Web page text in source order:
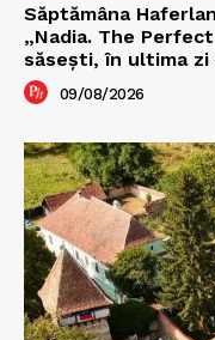
Săptămâna
„Nadia. The
săseşti, în ultima
09/08/2026